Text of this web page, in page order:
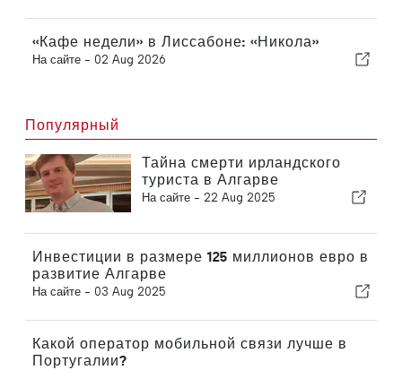
«Кафе недели» в Лиссабоне: «Никола»
На сайте - 02 Aug 2026
Популярный
Тайна смерти ирландского
туриста в Алгарве
На сайте - 22 Aug 2025
Инвестиции в размере 125 миллионов евро в
развитие Алгарве
На сайте - 03 Aug 2025
Какой оператор мобильной связи лучше в
Португалии?